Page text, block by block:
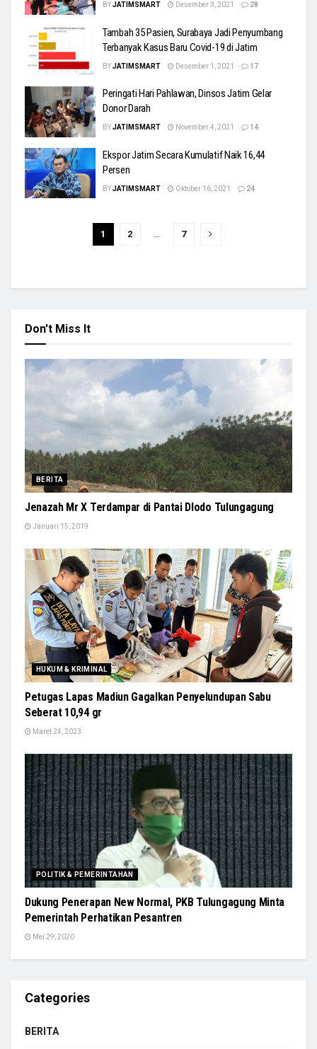
BYJATIMSMART Desember 3, 2021 28
Tambah 35 Pasien, Surabaya Jadi Penyumbang
Terbanyak Kasus Baru Covid-19 di Jatim
BYJATIMSMART Desember 1, 2021 17
Peringati Hari Pahlawan, Dinsos Jatim Gelar
Donor Darah
BYJATIMSMART November 4, 2021 14
Ekspor Jatim Secara Kumulatif Naik 16,44
Persen
BYJATIMSMART Oktober 16, 2021 24
1 2 … 7
Don't Miss It
BERITA
Jenazah Mr X Terdampar di Pantai Dlodo Tulungagung
Januari 15, 2019
HUKUM & KRIMINAL
Petugas Lapas Madiun Gagalkan Penyelundupan Sabu
Seberat 10,94 gr
Maret 24, 2023
POLITIK & PEMERINTAHAN
Dukung Penerapan New Normal, PKB Tulungagung Minta
Pemerintah Perhatikan Pesantren
Mei 29, 2020
Categories
BERITA